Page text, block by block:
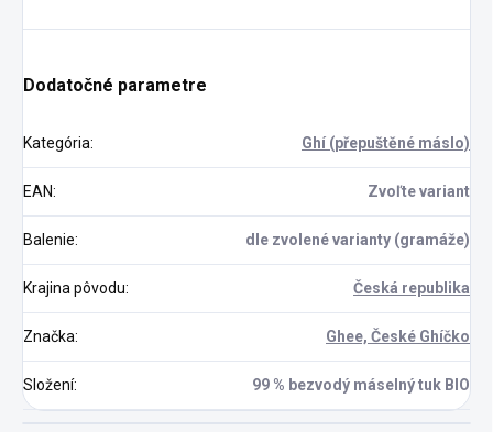
Dodatočné parametre
Kategória: Ghí (přepuštěné máslo)
EAN: Zvoľte variant
Balenie: dle zvolené varianty (gramáže)
Krajina pôvodu: Česká republika
Značka: Ghee, České Ghíčko
Složení: 99 % bezvodý máselný tuk BIO